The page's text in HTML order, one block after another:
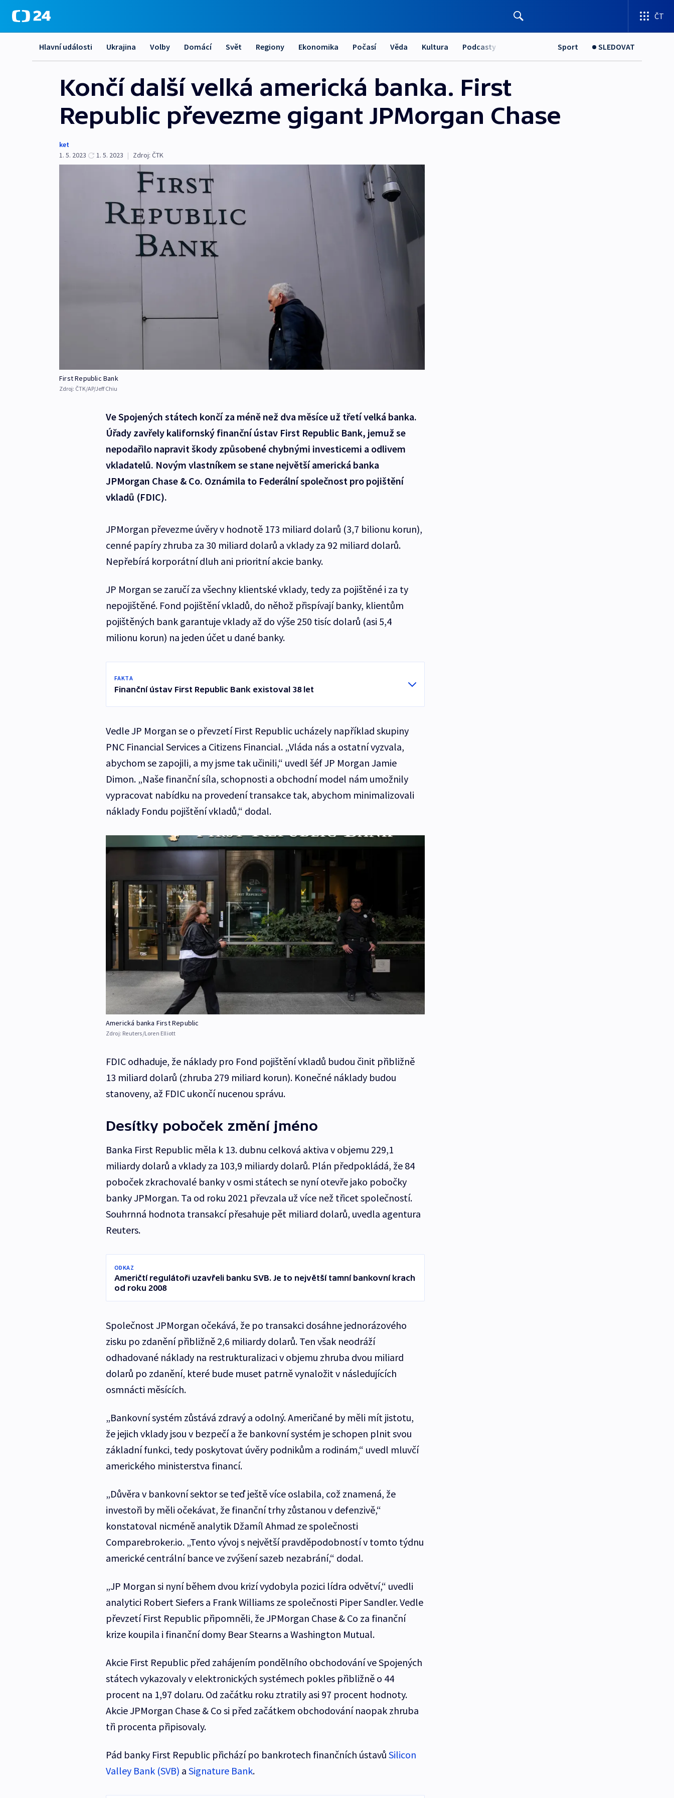
ČT
Hlavní události Ukrajina Volby Domácí Svět Regiony Ekonomika Počasí Věda Kultura Podcasty Sport SLEDOVAT
Končí další velká americká banka. First
Republic převezme gigant JPMorgan Chase
ket
1. 5. 2023
1. 5. 2023 | Zdroj: ČTK
First Republic Bank
Zdroj: ČTK/AP/Jeff Chiu
Ve Spojených státech končí za méně než dva měsíce už třetí velká banka.
Úřady zavřely kalifornský finanční ústav First Republic Bank, jemuž se
nepodařilo napravit škody způsobené chybnými investicemi a odlivem
vkladatelů. Novým vlastníkem se stane největší americká banka
JPMorgan Chase & Co. Oznámila to Federální společnost pro pojištění
vkladů (FDIC).
JPMorgan převezme úvěry v hodnotě 173 miliard dolarů (3,7 bilionu korun),
cenné papíry zhruba za 30 miliard dolarů a vklady za 92 miliard dolarů.
Nepřebírá korporátní dluh ani prioritní akcie banky.
JP Morgan se zaručí za všechny klientské vklady, tedy za pojištěné i za ty
nepojištěné. Fond pojištění vkladů, do něhož přispívají banky, klientům
pojištěných bank garantuje vklady až do výše 250 tisíc dolarů (asi 5,4
milionu korun) na jeden účet u dané banky.
FAKTA
Finanční ústav First Republic Bank existoval 38 let
Vedle JP Morgan se o převzetí First Republic ucházely například skupiny
PNC Financial Services a Citizens Financial. „Vláda nás a ostatní vyzvala,
abychom se zapojili, a my jsme tak učinili,“ uvedl šéf JP Morgan Jamie
Dimon. „Naše finanční síla, schopnosti a obchodní model nám umožnily
vypracovat nabídku na provedení transakce tak, abychom minimalizovali
náklady Fondu pojištění vkladů,“ dodal.
Americká banka First Republic
Zdroj: Reuters/Loren Elliott
FDIC odhaduje, že náklady pro Fond pojištění vkladů budou činit přibližně
13 miliard dolarů (zhruba 279 miliard korun). Konečné náklady budou
stanoveny, až FDIC ukončí nucenou správu.
Desítky poboček změní jméno
Banka First Republic měla k 13. dubnu celková aktiva v objemu 229,1
miliardy dolarů a vklady za 103,9 miliardy dolarů. Plán předpokládá, že 84
poboček zkrachovalé banky v osmi státech se nyní otevře jako pobočky
banky JPMorgan. Ta od roku 2021 převzala už více než třicet společností.
Souhrnná hodnota transakcí přesahuje pět miliard dolarů, uvedla agentura
Reuters.
ODKAZ
Američtí regulátoři uzavřeli banku SVB. Je to největší tamní bankovní krach
od roku 2008
Společnost JPMorgan očekává, že po transakci dosáhne jednorázového
zisku po zdanění přibližně 2,6 miliardy dolarů. Ten však neodráží
odhadované náklady na restrukturalizaci v objemu zhruba dvou miliard
dolarů po zdanění, které bude muset patrně vynaložit v následujících
osmnácti měsících.
„Bankovní systém zůstává zdravý a odolný. Američané by měli mít jistotu,
že jejich vklady jsou v bezpečí a že bankovní systém je schopen plnit svou
základní funkci, tedy poskytovat úvěry podnikům a rodinám,“ uvedl mluvčí
amerického ministerstva financí.
„Důvěra v bankovní sektor se teď ještě více oslabila, což znamená, že
investoři by měli očekávat, že finanční trhy zůstanou v defenzivě,“
konstatoval nicméně analytik Džamíl Ahmad ze společnosti
Comparebroker.io. „Tento vývoj s největší pravděpodobností v tomto týdnu
americké centrální bance ve zvýšení sazeb nezabrání,“ dodal.
„JP Morgan si nyní během dvou krizí vydobyla pozici lídra odvětví,“ uvedli
analytici Robert Siefers a Frank Williams ze společnosti Piper Sandler. Vedle
převzetí First Republic připomněli, že JPMorgan Chase & Co za finanční
krize koupila i finanční domy Bear Stearns a Washington Mutual.
Akcie First Republic před zahájením pondělního obchodování ve Spojených
státech vykazovaly v elektronických systémech pokles přibližně o 44
procent na 1,97 dolaru. Od začátku roku ztratily asi 97 procent hodnoty.
Akcie JPMorgan Chase & Co si před začátkem obchodování naopak zhruba
tři procenta připisovaly.
Pád banky First Republic přichází po bankrotech finančních ústavů Silicon
Valley Bank (SVB) a Signature Bank.